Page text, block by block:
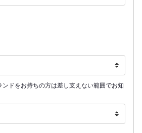
ドをお持ちの方は差し支えない範囲でお知